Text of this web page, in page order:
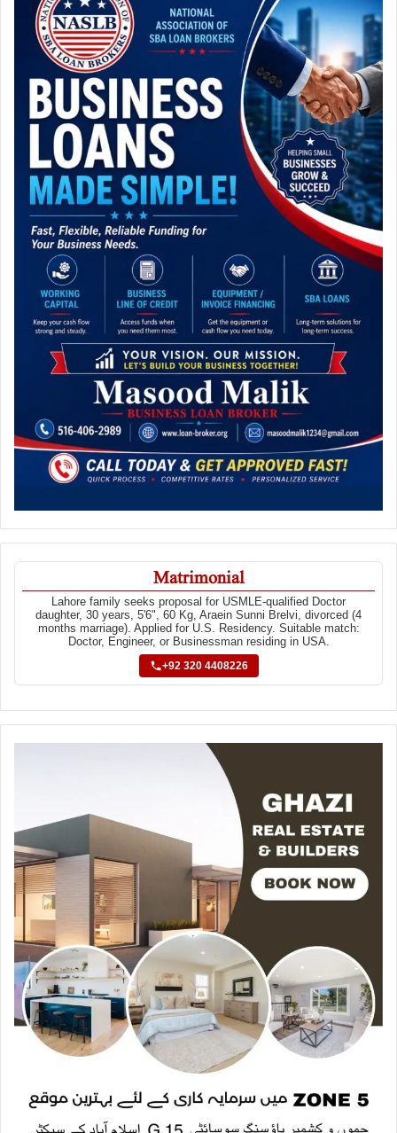
Matrimonial
Lahore family seeks proposal for USMLE-qualified Doctor
daughter, 30 years, 5'6", 60 Kg, Araein Sunni Brelvi, divorced (4
months marriage). Applied for U.S. Residency. Suitable match:
Doctor, Engineer, or Businessman residing in USA.
+92 320 4408226